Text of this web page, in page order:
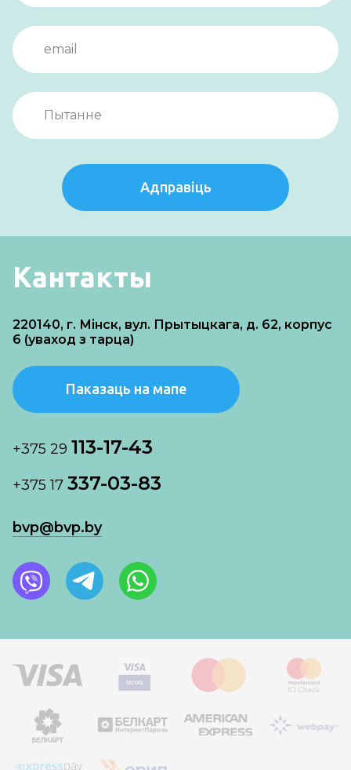
Адправіць
Кантакты
220140, г. Мінск, вул. Прытыцкага, д. 62, корпус
6 (уваход з тарца)
Паказаць на мапе
+375 29 113-17-43
+375 17 337-03-83
bvp@bvp.by